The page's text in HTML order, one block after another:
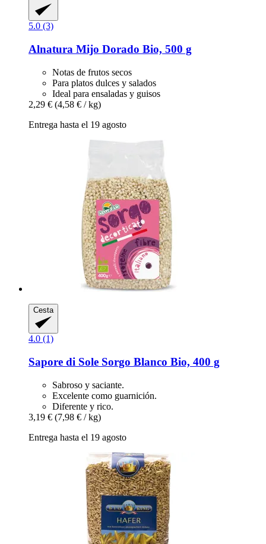
5.0 (3)
Alnatura Mijo Dorado Bio, 500 g
Notas de frutos secos
Para platos dulces y salados
Ideal para ensaladas y guisos
2,29 € (4,58 € / kg)
Entrega hasta el 19 agosto
Cesta
4.0 (1)
Sapore di Sole Sorgo Blanco Bio, 400 g
Sabroso y saciante.
Excelente como guarnición.
Diferente y rico.
3,19 € (7,98 € / kg)
Entrega hasta el 19 agosto